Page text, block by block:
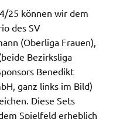
25 können wir dem
des SV
(Oberliga Frauen),
Bezirksliga
Benedikt
ganz links im Bild)
Diese Sets
Spielfeld erheblich